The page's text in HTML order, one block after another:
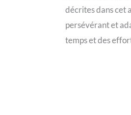
décrites dans cet
persévérant et
temps et des